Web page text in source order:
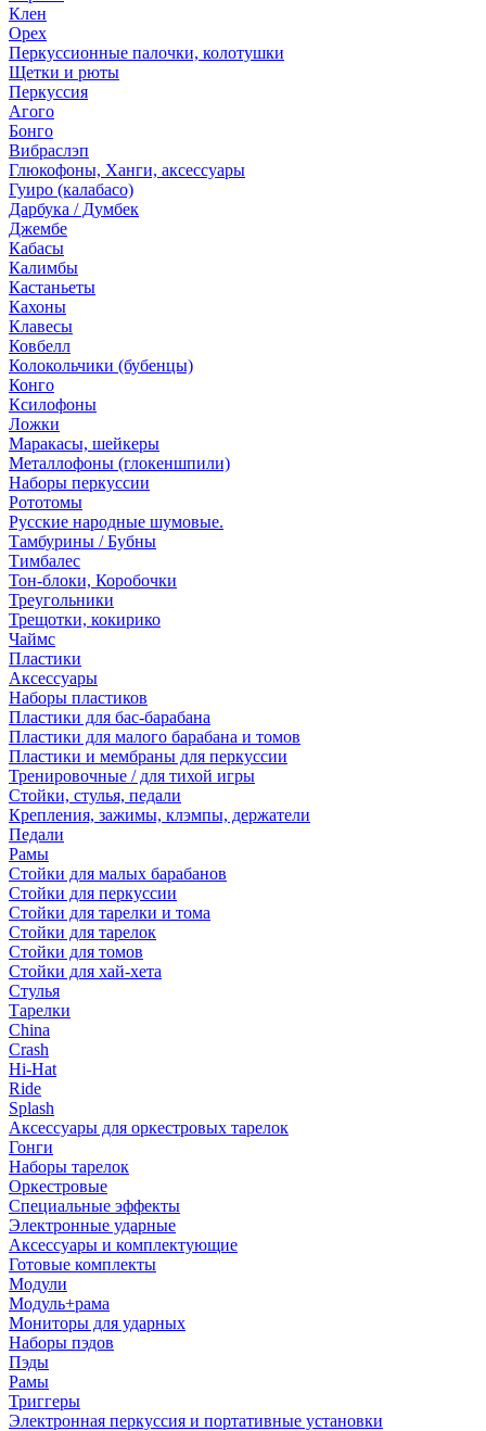
Клен
Орех
Перкуссионные палочки, колотушки
Щетки и рюты
Перкуссия
Агого
Бонго
Вибраслэп
Глюкофоны, Ханги, аксессуары
Гуиро (калабасо)
Дарбука / Думбек
Джембе
Кабасы
Калимбы
Кастаньеты
Кахоны
Клавесы
Ковбелл
Колокольчики (бубенцы)
Конго
Ксилофоны
Ложки
Маракасы, шейкеры
Металлофоны (глокеншпили)
Наборы перкуссии
Рототомы
Русские народные шумовые.
Тамбурины / Бубны
Тимбалес
Тон-блоки, Коробочки
Треугольники
Трещотки, кокирико
Чаймс
Пластики
Аксессуары
Наборы пластиков
Пластики для бас-барабана
Пластики для малого барабана и томов
Пластики и мембраны для перкуссии
Тренировочные / для тихой игры
Стойки, стулья, педали
Крепления, зажимы, клэмпы, держатели
Педали
Рамы
Стойки для малых барабанов
Стойки для перкуссии
Стойки для тарелки и тома
Стойки для тарелок
Стойки для томов
Стойки для хай-хета
Стулья
Тарелки
China
Crash
Hi-Hat
Ride
Splash
Аксессуары для оркестровых тарелок
Гонги
Наборы тарелок
Оркестровые
Специальные эффекты
Электронные ударные
Аксессуары и комплектующие
Готовые комплекты
Модули
Модуль+рама
Мониторы для ударных
Наборы пэдов
Пэды
Рамы
Триггеры
Электронная перкуссия и портативные установки